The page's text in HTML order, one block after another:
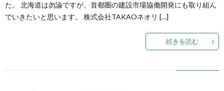
た。 北海道は勿論ですが、首都圏の建設市場協働開発にも取り組ん
でいきたいと思います。 株式会社TAKAOネオリ […]
続きを読む